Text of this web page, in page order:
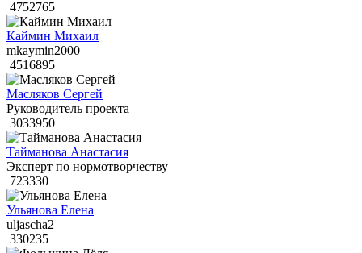
4752765
Каймин Михаил
mkaymin2000
4516895
Масляков Сергей
Руководитель проекта
3033950
Тайманова Анастасия
Эксперт по нормотворчеству
723330
Ульянова Елена
uljascha2
330235